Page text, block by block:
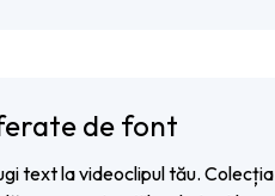
de font
text la videoclipul tău. Colecția